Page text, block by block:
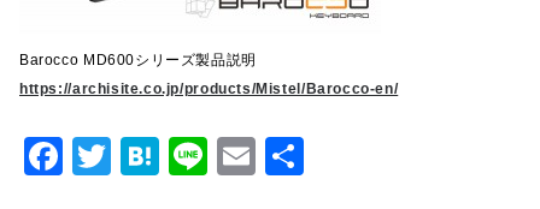
Barocco MD600シリーズ製品説明
https://archisite.co.jp/products/Mistel/Barocco-en/
F
T
H
Li E